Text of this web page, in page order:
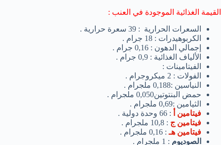
القيمة الغذائية الموجودة في العنب :
السعرات الحرارية : 39 سعرة حرارية .
الكربوهيدرات : 18 جرام .
إجمالي الدهون : 0,16 جرام .
الألياف الغذائية : 0,9 جرام .
الفيتامينات :
الفولات : 2 ميكروجرام .
النياسين :0,188 ملجرام .
حمض البنتوتين0,050 ملجرام .
الثيامين :0,69 ملجرام .
فيتامين أ
: 66 وحدة دولية .
فيتامين ج : 10,8 ملجرام .
فيتامين هـ : 0,16 ملجرام .
الصوديوم : 1 ملجرام .